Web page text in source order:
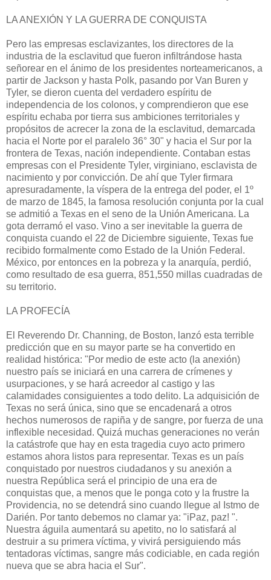
LA ANEXIÓN Y LA GUERRA DE CONQUISTA
Pero las empresas esclavizantes, los directores de la
industria de la esclavitud que fueron infiltrándose hasta
señorear en el ánimo de los presidentes norteamericanos, a
partir de Jackson y hasta Polk, pasando por Van Buren y
Tyler, se dieron cuenta del verdadero espíritu de
independen­cia de los colonos, y comprendieron que ese
espíritu echaba por tierra sus ambiciones territoriales y
propósitos de acrecer la zona de la esclavitud, demarcada
hacia el Norte por el paralelo 36° 30" y hacia el Sur por la
frontera de Texas, nación independiente. Contaban estas
empresas con el Presidente Tyler, virginiano, esclavista de
nacimiento y por convicción. De ahí que Tyler firmara
apresuradamente, la víspera de la entrega del poder, el 1º
de marzo de 1845, la famosa resolución conjunta por la cual
se admitió a Texas en el seno de la Unión Americana. La
gota derramó el vaso. Vino a ser inevitable la guerra de
conquista cuando el 22 de Diciembre siguiente, Texas fue
recibido formalmente como Estado de la Unión Federal.
México, por entonces en la pobreza y la anarquía, perdió,
como resultado de esa guerra, 851,550 millas cuadradas de
su territorio.
LA PROFECÍA
El Reverendo Dr. Channing, de Boston, lanzó esta terrible
predicción que en su mayor parte se ha convertido en
realidad histórica: "Por medio de este acto (la anexión)
nuestro país se iniciará en una carrera de crímenes y
usurpaciones, y se hará acreedor al castigo y las
calamidades consiguientes a todo delito. La adquisición de
Texas no será única, sino que se encadenará a otros
hechos numerosos de rapiña y de sangre, por fuerza de una
inflexi­ble necesidad. Quizá muchas generaciones no verán
la catástrofe que hay en esta tragedia cuyo acto primero
estamos ahora listos para representar. Texas es un país
conquistado por nuestros ciudadanos y su anexión a
nuestra República será el principio de una era de
conquistas que, a menos que le ponga coto y la frustre la
Providencia, no se detendrá sino cuando llegue al Istmo de
Darién. Por tanto debemos no clamar ya: "iPaz, paz! ".
Nuestra águila aumentará su apetito, no lo satisfará al
destruir a su primera víctima, y vivirá persiguiendo más
tentadoras víctimas, sangre más codiciable, en cada región
nueva que se abra hacia el Sur".